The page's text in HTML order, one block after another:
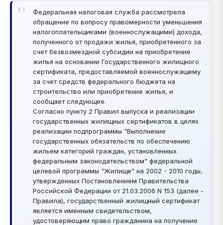
Федеральная налоговая служба рассмотрела
обращение по вопросу правомерности уменьшения
налогоплательщиками (военнослужащими) дохода,
полученного от продажи жилья, приобретенного за
счет безвозмездной субсидии на приобретение
жилья на основании Государственного жилищного
сертификата, предоставляемой военнослужащему
за счет средств федерального бюджета на
строительство или приобретение жилья, и
сообщает следующее.
Согласно пункту 2 Правил выпуска и реализации
государственных жилищных сертификатов в целях
реализации подпрограммы "Выполнение
государственных обязательств по обеспечению
жильем категорий граждан, установленных
федеральным законодательством" федеральной
целевой программы "Жилище" на 2002 - 2010 годы,
утвержденных Постановлением Правительства
Российской Федерации от 21.03.2006 N 153 (далее -
Правила), государственный жилищный сертификат
является именным свидетельством,
удостоверяющим право гражданина на получение